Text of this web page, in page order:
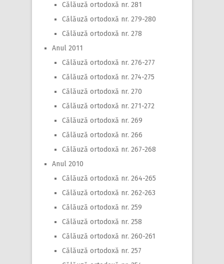
Călăuză ortodoxă nr. 281
Călăuză ortodoxă nr. 279-280
Călăuză ortodoxă nr. 278
Anul 2011
Călăuză ortodoxă nr. 276-277
Călăuză ortodoxă nr. 274-275
Călăuză ortodoxă nr. 270
Călăuză ortodoxă nr. 271-272
Călăuză ortodoxă nr. 269
Călăuză ortodoxă nr. 266
Călăuză ortodoxă nr. 267-268
Anul 2010
Călăuză ortodoxă nr. 264-265
Călăuză ortodoxă nr. 262-263
Călăuză ortodoxă nr. 259
Călăuză ortodoxă nr. 258
Călăuză ortodoxă nr. 260-261
Călăuză ortodoxă nr. 257